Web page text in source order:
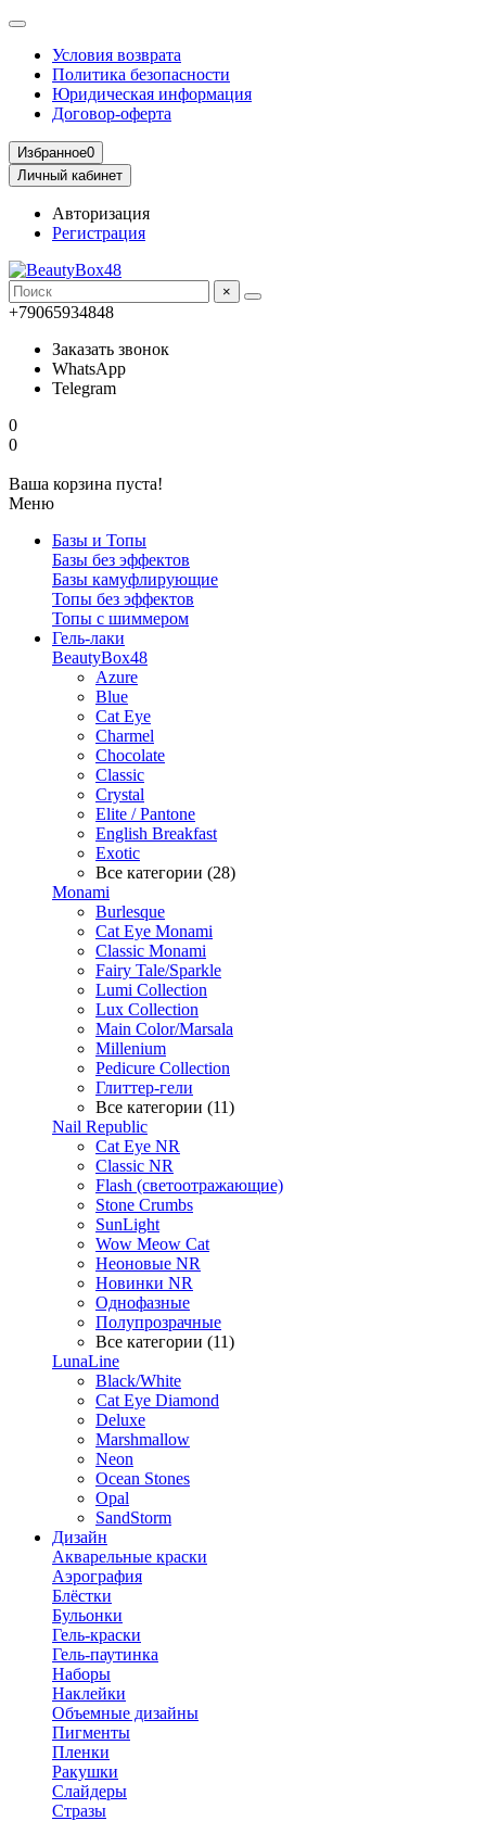
Условия возврата
Политика безопасности
Юридическая информация
Договор-оферта
Избранное0
Личный кабинет
Авторизация
Регистрация
×
+79065934848
Заказать звонок
WhatsApp
Telegram
0
0
Ваша корзина пуста!
Меню
Базы и Топы
Базы без эффектов
Базы камуфлирующие
Топы без эффектов
Топы с шиммером
Гель-лаки
BeautyBox48
Azure
Blue
Cat Eye
Charmel
Chocolate
Classic
Crystal
Elite / Pantone
English Breakfast
Exotic
Все категории (28)
Monami
Burlesque
Cat Eye Monami
Classic Monami
Fairy Tale/Sparkle
Lumi Collection
Lux Collection
Main Color/Marsala
Millenium
Pedicure Collection
Глиттер-гели
Все категории (11)
Nail Republic
Cat Eye NR
Classic NR
Flash (светоотражающие)
Stone Crumbs
SunLight
Wow Meow Cat
Неоновые NR
Новинки NR
Однофазные
Полупрозрачные
Все категории (11)
LunaLine
Black/White
Cat Eye Diamond
Deluxe
Marshmallow
Neon
Ocean Stones
Opal
SandStorm
Дизайн
Акварельные краски
Аэрография
Блёстки
Бульонки
Гель-краски
Гель-паутинка
Наборы
Наклейки
Объемные дизайны
Пигменты
Пленки
Ракушки
Слайдеры
Стразы